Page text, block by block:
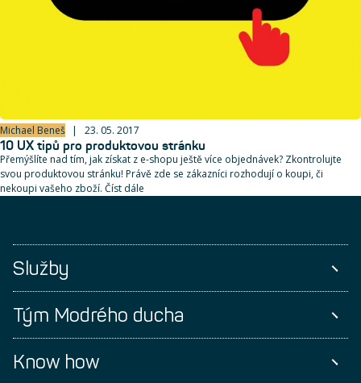
Michael Beneš 23. 05. 2017
10 UX tipů pro produktovou stránku
Přemýšlíte nad tím, jak získat z e-shopu ještě více objednávek? Zkontrolujte
svou produktovou stránku! Právě zde se zákazníci rozhodují o koupi, či
nekoupi vašeho zboží. Číst dále
Služby
Tým Modrého ducha
Know how